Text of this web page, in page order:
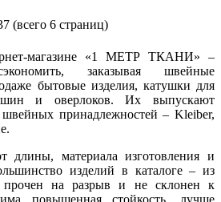
(всего 6 страниц)
магазине «1 МЕТР ТКАНИ» –
заказывая швейные
бытовые изделия, катушки для
и оверлоков. Их выпускают
принадлежностей – Kleiber,
длины, материала изготовления и
изделий в каталоге – из
прочен на разрыв и не склонен к
повышенная стойкость, лучше